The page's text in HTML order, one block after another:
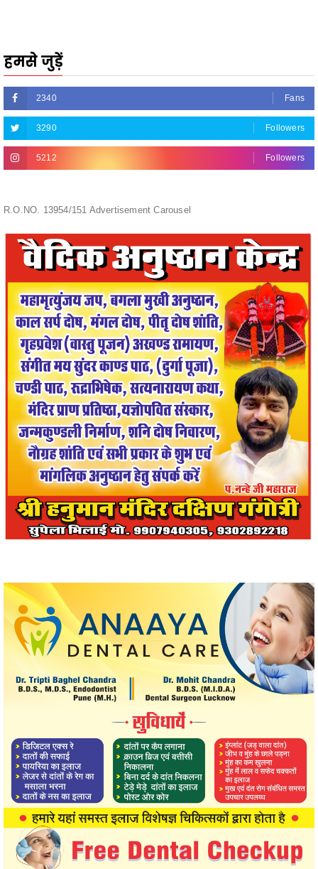
हमसे जुड़ें
2340 Fans
3290 Followers
5212 Followers
R.O.NO. 13954/151 Advertisement Carousel